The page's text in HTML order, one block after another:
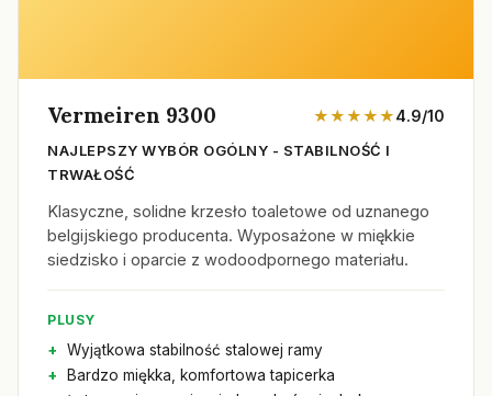
Vermeiren 9300 ★★★★★4.9/10
NAJLEPSZY WYBÓR OGÓLNY - STABILNOŚĆ I
TRWAŁOŚĆ
Klasyczne, solidne krzesło toaletowe od uznanego
belgijskiego producenta. Wyposażone w miękkie
siedzisko i oparcie z wodoodpornego materiału.
PLUSY
Wyjątkowa stabilność stalowej ramy
Bardzo miękka, komfortowa tapicerka